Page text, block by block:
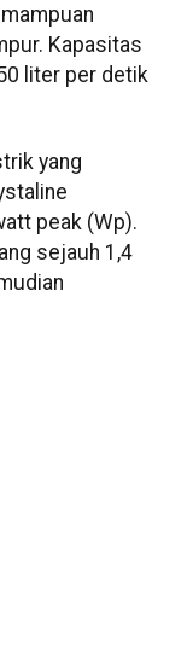
Kapasitas
liter per detik
yang
peak (Wp).
sejauh 1,4